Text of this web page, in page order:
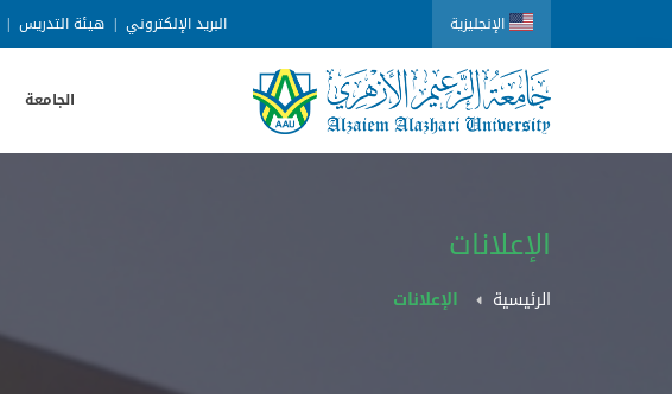
الإنجليزية البريد الإلكتروني | هيئة التدريس |
الجامعة
الإعلانات
الرئيسية الإعلانات